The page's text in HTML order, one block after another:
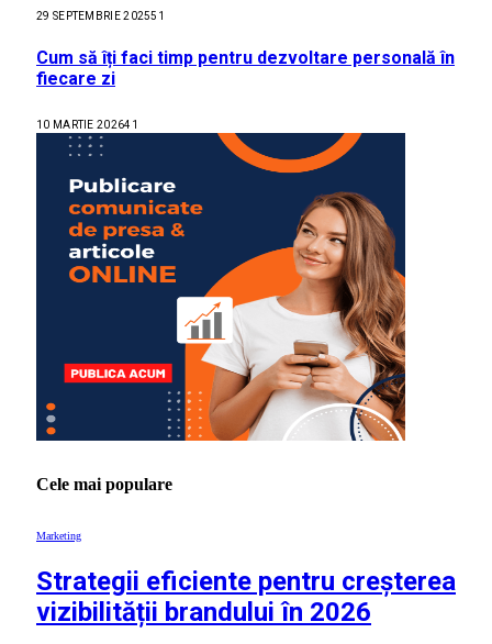
29 SEPTEMBRIE 202551
Cum să îți faci timp pentru dezvoltare personală în
fiecare zi
10 MARTIE 202641
Cele mai populare
Marketing
Strategii eficiente pentru creșterea
vizibilității brandului în 2026